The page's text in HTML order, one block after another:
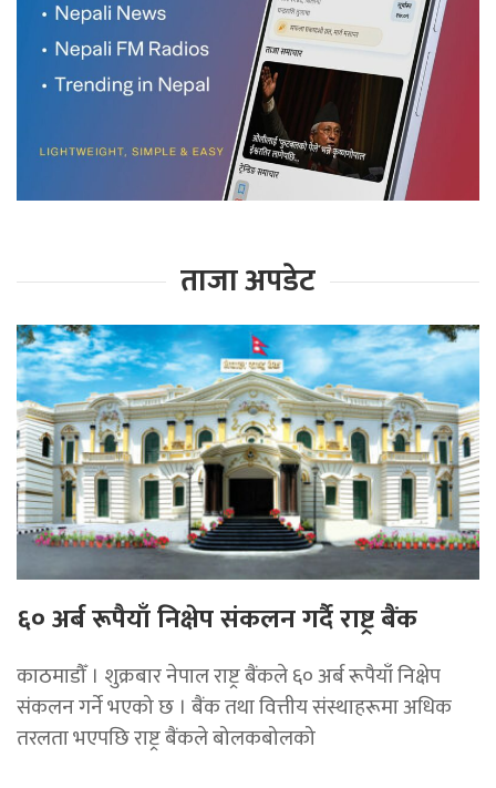
ताजा अपडेट
६० अर्ब रूपैयाँ निक्षेप संकलन गर्दै राष्ट्र बैंक
काठमाडौँ । शुक्रबार नेपाल राष्ट्र बैंकले ६० अर्ब रूपैयाँ निक्षेप
संकलन गर्ने भएको छ । बैंक तथा वित्तीय संस्थाहरूमा अधिक
तरलता भएपछि राष्ट्र बैंकले बोलकबोलको